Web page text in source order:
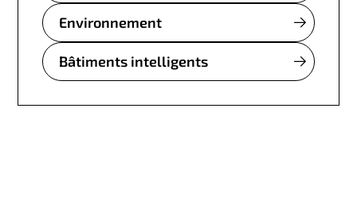
Environnement
Bâtiments intelligents